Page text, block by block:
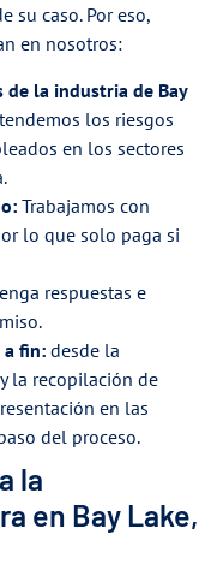
su caso. Por eso,
en nosotros:
de la industria de Bay
los riesgos
en los sectores
Trabajamos con
lo que solo paga si
respuestas e
a fin: desde la
la recopilación de
en las
del proceso.
la
en Bay Lake,